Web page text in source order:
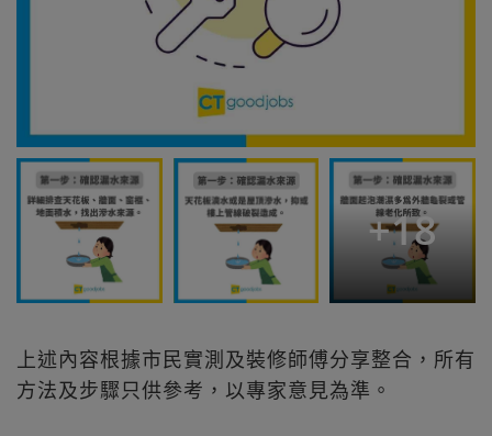
+18
上述內容根據市民實測及裝修師傅分享整合，所有
方法及步驟只供參考，以專家意見為準。